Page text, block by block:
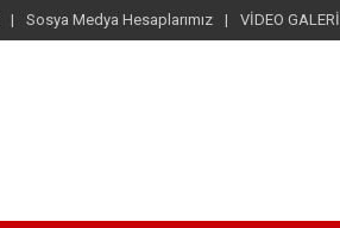
Sosya Medya Hesaplarımız VİDEO GALERİ